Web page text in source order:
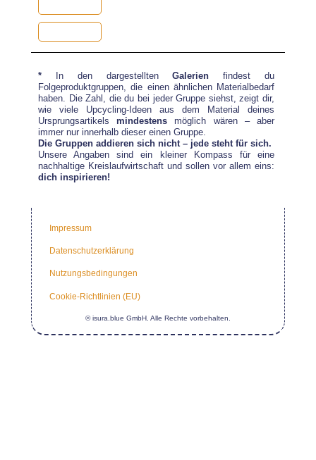
* In den dargestelltenGalerien findest du
Folgeproduktgruppen, die einen ähnlichen Materialbedarf
haben. Die Zahl, die du bei jeder Gruppe siehst, zeigt dir,
wie viele Upcycling-Ideen aus dem Material deines
Ursprungsartikelsmindestens möglich wären – aber
immer nur innerhalb dieser einen Gruppe.
Die Gruppen addieren sich nicht – jede steht für sich.
Unsere Angaben sind ein kleiner Kompass für eine
nachhaltige Kreislaufwirtschaft und sollen vor allem eins:
dich inspirieren!
Impressum
Datenschutzerklärung
Nutzungsbedingungen
Cookie-Richtlinien (EU)
© isura.blue GmbH. Alle Rechte vorbehalten.